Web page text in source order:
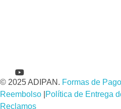
© 2025 ADIPAN. Formas de Pago
Reembolso Política de Entrega
Reclamos